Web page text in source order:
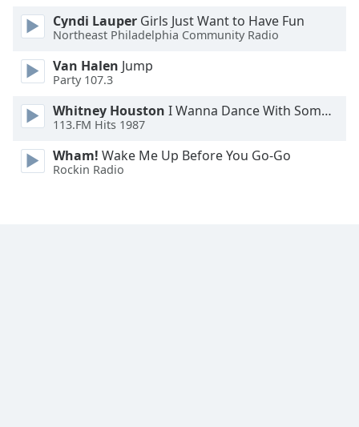
dialog
window.
Cyndi Lauper Girls Just Want to Have Fun
Northeast Philadelphia Community Radio
Van Halen Jump
Party 107.3
Whitney Houston I Wanna Dance With Somebody
113.FM Hits 1987
Wham! Wake Me Up Before You Go-Go
Rockin Radio